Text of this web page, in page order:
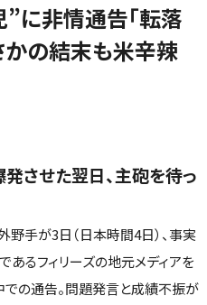
に非情通告「転落
かの結末も米辛辣
させた翌日、主砲を待っ
野手が3日（日本時間4日）、事実
あるフィリーズの地元メディアを
での通告。問題発言と成績不振が